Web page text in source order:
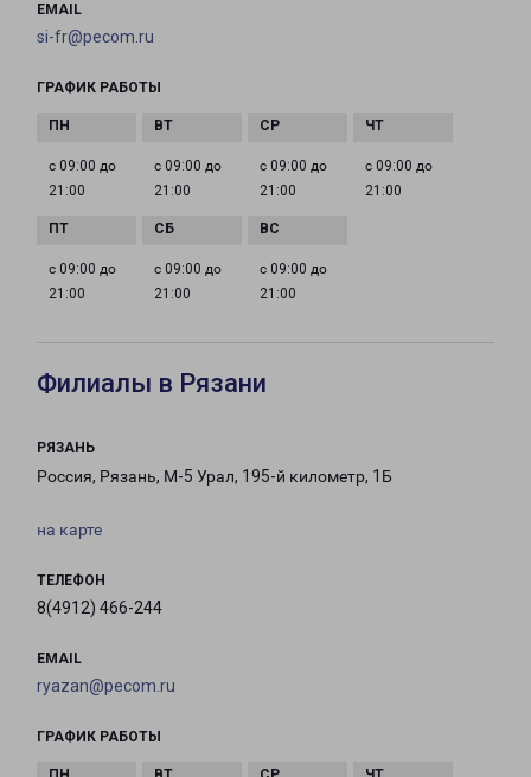
EMAIL
si-fr@pecom.ru
ГРАФИК РАБОТЫ
с 09:00 до
21:00
с 09:00 до
21:00
с 09:00 до
21:00
с 09:00 до
21:00
с 09:00 до
21:00
с 09:00 до
21:00
с 09:00 до
21:00
Филиалы в Рязани
РЯЗАНЬ
Россия, Рязань, М-5 Урал, 195-й километр, 1Б
на карте
ТЕЛЕФОН
8(4912) 466-244
EMAIL
ryazan@pecom.ru
ГРАФИК РАБОТЫ